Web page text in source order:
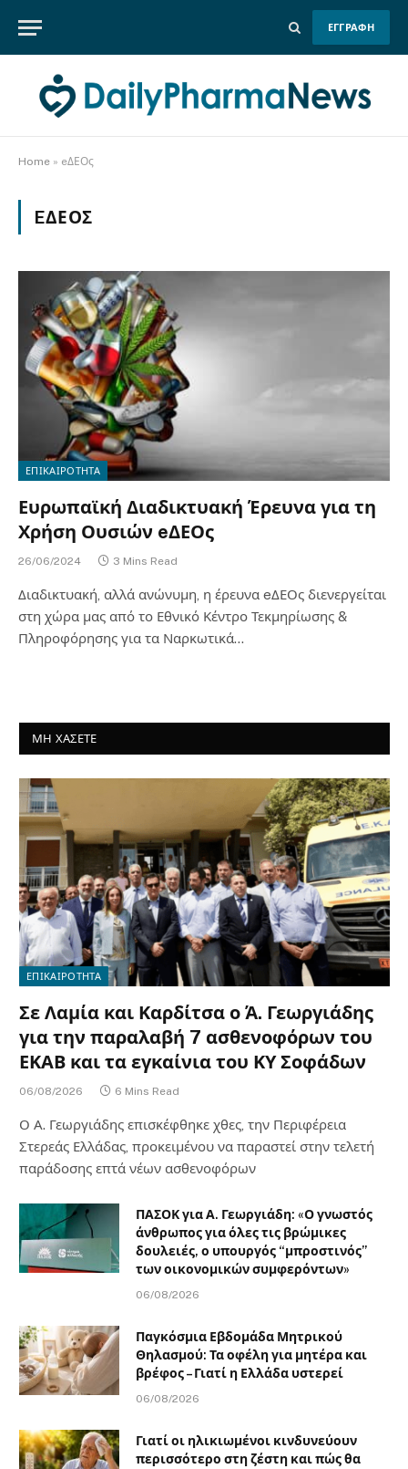
ΕΓΓΡΑΦΗ
Home » eΔΕΟς
EΔΕΟΣ
ΕΠΙΚΑΙΡΟΤΗΤΑ
Ευρωπαϊκή Διαδικτυακή Έρευνα για τη
Χρήση Ουσιών eΔΕΟς
26/06/2024 3 Mins Read
Διαδικτυακή, αλλά ανώνυμη, η έρευνα eΔΕΟς διενεργείται
στη χώρα μας από το Εθνικό Κέντρο Τεκμηρίωσης &
Πληροφόρησης για τα Ναρκωτικά…
ΜΗ ΧΑΣΕΤΕ
ΕΠΙΚΑΙΡΟΤΗΤΑ
Σε Λαμία και Καρδίτσα ο Ά. Γεωργιάδης
για την παραλαβή 7 ασθενοφόρων του
ΕΚΑΒ και τα εγκαίνια του ΚΥ Σοφάδων
06/08/2026 6 Mins Read
Ο Α. Γεωργιάδης επισκέφθηκε χθες, την Περιφέρεια
Στερεάς Ελλάδας, προκειμένου να παραστεί στην τελετή
παράδοσης επτά νέων ασθενοφόρων
ΠΑΣΟΚ για Α. Γεωργιάδη: «Ο γνωστός
άνθρωπος για όλες τις βρώμικες
δουλειές, ο υπουργός “μπροστινός”
των οικονομικών συμφερόντων»
06/08/2026
Παγκόσμια Εβδομάδα Μητρικού
Θηλασμού: Τα οφέλη για μητέρα και
βρέφος – Γιατί η Ελλάδα υστερεί
06/08/2026
Γιατί οι ηλικιωμένοι κινδυνεύουν
περισσότερο στη ζέστη και πώς θα